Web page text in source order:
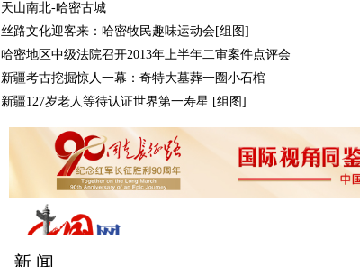
天山南北-哈密古城
丝路文化迎客来：哈密牧民趣味运动会[组图]
哈密地区中级法院召开2013年上半年二审案件点评会
新疆考古挖掘惊人一幕：奇特大墓葬一圈小石棺
新疆127岁老人等待认证世界第一寿星 [组图]